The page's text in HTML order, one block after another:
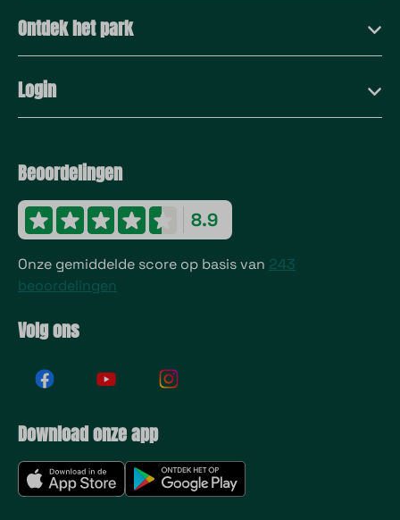
Ontdek het park
Login
Beoordelingen
8.9
Onze gemiddelde score op basis van 243
beoordelingen
Volg ons
Download onze app